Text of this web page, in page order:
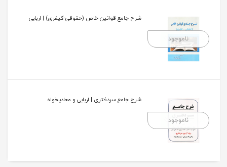
ناموجود
شرح جامع قوانین خاص (حقوقی-کیفری) | اربابی
ناموجود
شرح جامع سردفتری | اربابی و معادیخواه